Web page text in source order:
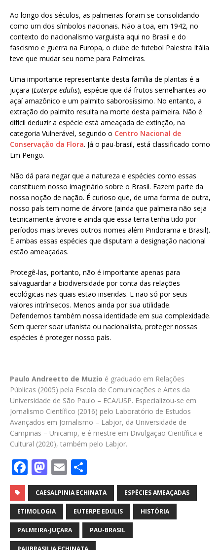
Ao longo dos séculos, as palmeiras foram se consolidando
como um dos símbolos nacionais. Não a toa, em 1942, no
contexto do nacionalismo varguista aqui no Brasil e do
fascismo e guerra na Europa, o clube de futebol Palestra Itália
teve que mudar seu nome para Palmeiras.
Uma importante representante desta família de plantas é a
juçara (Euterpe edulis), espécie que dá frutos semelhantes ao
açaí amazônico e um palmito saborosíssimo. No entanto, a
extração do palmito resulta na morte desta palmeira. Não é
difícil deduzir a espécie está ameaçada de extinção, na
categoria Vulnerável, segundo o Centro Nacional de
Conservação da Flora. Já o pau-brasil, está classificado como
Em Perigo.
Não dá para negar que a natureza e espécies como essas
constituem nosso imaginário sobre o Brasil. Fazem parte da
nossa noção de nação. É curioso que, de uma forma de outra,
nosso país tem nome de árvore (ainda que palmeira não seja
tecnicamente árvore e ainda que essa terra tenha tido por
períodos mais breves outros nomes além Pindorama e Brasil).
E ambas essas espécies que disputam a designação nacional
estão ameaçadas.
Protegê-las, portanto, não é importante apenas para
salvaguardar a biodiversidade por conta das relações
ecológicas nas quais estão inseridas. E não só por seus
valores intrínsecos. Menos ainda por sua utilidade.
Defendemos também nossa identidade em sua complexidade.
Sem querer soar ufanista ou nacionalista, proteger nossas
espécies é proteger nosso país.
Paulo Andreetto de Muzio é graduado em Relações
Públicas (2005) pela Escola de Comunicações e Artes da
Universidade de São Paulo – ECA/USP. Especializou-se em
Jornalismo Científico (2016) pelo Laboratório de Estudos
Avançados em Jornalismo – Labjor, da Universidade de
Campinas – Unicamp, e é mestre em Divulgação Científica e
Cultural (2020), também pelo Labjor.
F
a
c
e
b
o
M
a
st
o
d
o
E
m
ai
l
h
ar
e
CAESALPINIA ECHINATA ESPÉCIES AMEAÇADAS
ETIMOLOGIA EUTERPE EDULIS HISTÓRIA
PALMEIRA-JUÇARA PAU-BRASIL